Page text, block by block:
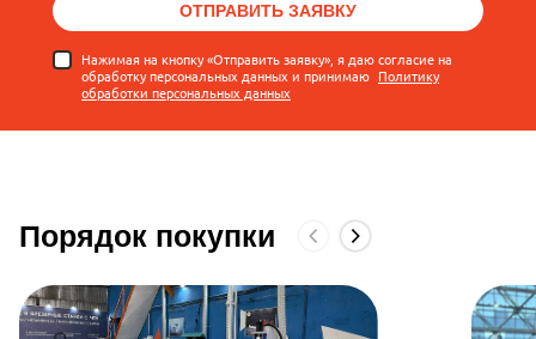
ОТПРАВИТЬ ЗАЯВКУ
Нажимая на кнопку «Отправить заявку», я даю согласие на
обработку персональных данных и принимаю Политику
обработки персональных данных
Порядок покупки